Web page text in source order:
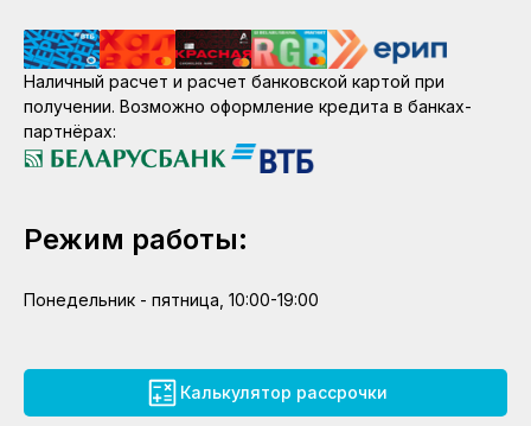
Наличный расчет и расчет банковской картой при
получении. Возможно оформление кредита в банках-
партнёрах:
Режим работы:
Понедельник - пятница, 10:00-19:00
Калькулятор рассрочки